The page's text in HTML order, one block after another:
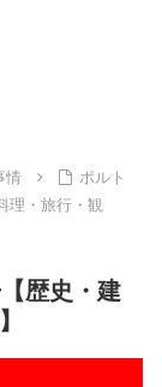
情
ポルト
理・旅行・観
歴史・建